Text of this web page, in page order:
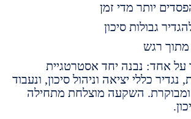
מדי זמן
סיכון
נבנה יחד אסטרטגיית
יציאה וניהול סיכון,ונעבוד
השקעה מוצלחת מתחילה